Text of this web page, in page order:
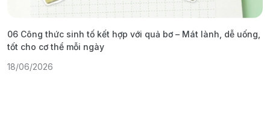
06 Công thức sinh tố kết hợp với quả bơ – Mát lành, dễ uống,
tốt cho cơ thể mỗi ngày
18/06/2026